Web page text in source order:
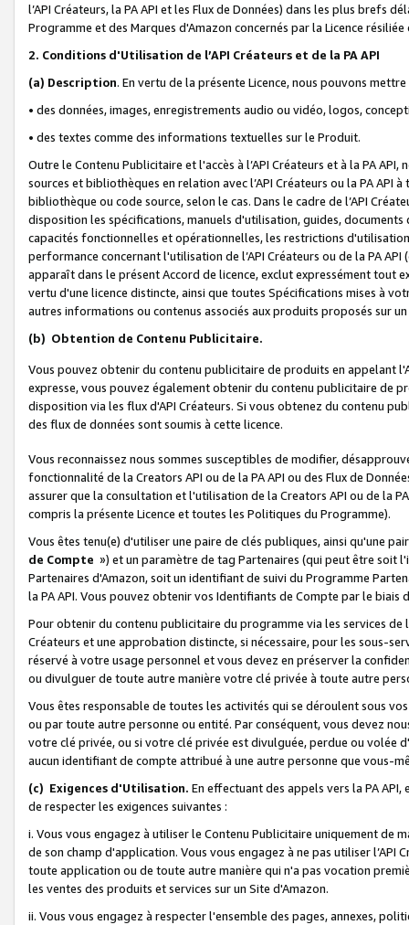
l’API Créateurs, la PA API et les Flux de Données) dans les plus
Programme et des Marques d'Amazon concernés par la Licence
2. Conditions d'Utilisation de l’API Créateurs et de la PA API
(a) Description. En vertu de la présente Licence, nous pouvons
• des données, images, enregistrements audio ou vidéo, logos,
• des textes comme des informations textuelles sur le Produit.
Outre le Contenu Publicitaire et l'accès à l’API Créateurs et à la PA
sources et bibliothèques en relation avec l’API Créateurs ou la PA
bibliothèque ou code source, selon le cas. Dans le cadre de l’API
disposition les spécifications, manuels d'utilisation, guides,
capacités fonctionnelles et opérationnelles, les restrictions
performance concernant l'utilisation de l’API Créateurs ou de la PA
apparaît dans le présent Accord de licence, exclut expressément tout
vertu d'une licence distincte, ainsi que toutes Spécifications mises à
autres informations ou contenus associés aux produits proposés sur
(b) Obtention de Contenu Publicitaire.
Vous pouvez obtenir du contenu publicitaire de produits en appelant
expresse, vous pouvez également obtenir du contenu publicitaire de
disposition via les flux d'API Créateurs. Si vous obtenez du contenu
des flux de données sont soumis à cette licence.
Vous reconnaissez nous sommes susceptibles de modifier,
fonctionnalité de la Creators API ou de la PA API ou des Flux de
assurer que la consultation et l'utilisation de la Creators API ou de la
compris la présente Licence et toutes les Politiques du Programme).
Vous êtes tenu(e) d'utiliser une paire de clés publiques, ainsi qu'une
de Compte ») et un paramètre de tag Partenaires (qui peut être soit
Partenaires d'Amazon, soit un identifiant de suivi du Programme
la PA API. Vous pouvez obtenir vos Identifiants de Compte par le biais
Pour obtenir du contenu publicitaire du programme via les services
Créateurs et une approbation distincte, si nécessaire, pour les sous-
réservé à votre usage personnel et vous devez en préserver la
ou divulguer de toute autre manière votre clé privée à toute autre
Vous êtes responsable de toutes les activités qui se déroulent sous
ou par toute autre personne ou entité. Par conséquent, vous devez
votre clé privée, ou si votre clé privée est divulguée, perdue ou volée
aucun identifiant de compte attribué à une autre personne que vous-
(c) Exigences d'Utilisation. En effectuant des appels vers la PA
de respecter les exigences suivantes :
i. Vous vous engagez à utiliser le Contenu Publicitaire uniquement de
de son champ d'application. Vous vous engagez à ne pas utiliser l’API
toute application ou de toute autre manière qui n'a pas vocation
les ventes des produits et services sur un Site d'Amazon.
ii. Vous vous engagez à respecter l'ensemble des pages, annexes,